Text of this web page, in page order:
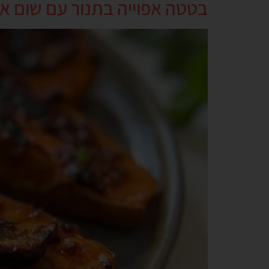
בטטה אפוייה בתנור עם שום